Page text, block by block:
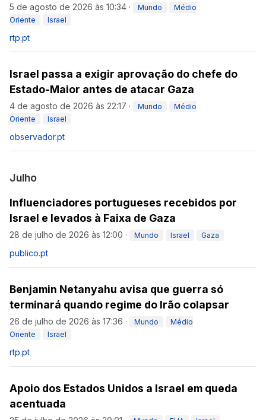
5 de agosto de 2026 às 10:34 · Mundo
Médio
Oriente
Israel
rtp.pt
Israel passa a exigir aprovação do chefe do
Estado-Maior antes de atacar Gaza
4 de agosto de 2026 às 22:17 · Mundo
Médio
Oriente
Israel
observador.pt
Julho
Influenciadores portugueses recebidos por
Israel e levados à Faixa de Gaza
28 de julho de 2026 às 12:00 · Mundo Israel Gaza
publico.pt
Benjamin Netanyahu avisa que guerra só
terminará quando regime do Irão colapsar
26 de julho de 2026 às 17:36 · Mundo
Médio
Oriente
Israel
rtp.pt
Apoio dos Estados Unidos a Israel em queda
acentuada